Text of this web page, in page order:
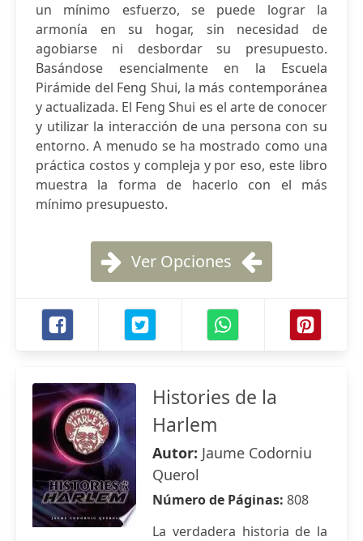
un mínimo esfuerzo, se puede lograr la
armonía en su hogar, sin necesidad de
agobiarse ni desbordar su presupuesto.
Basándose esencialmente en la Escuela
Pirámide del Feng Shui, la más contemporánea
y actualizada. El Feng Shui es el arte de conocer
y utilizar la interacción de una persona con su
entorno. A menudo se ha mostrado como una
práctica costos y compleja y por eso, este libro
muestra la forma de hacerlo con el más
mínimo presupuesto.
Ver Opciones
Histories de la
Harlem
Autor: Jaume Codorniu
Querol
Número de Páginas: 808
La verdadera historia de la